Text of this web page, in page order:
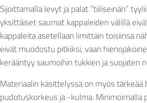
Sijoittamalla levyt ja palat ”tiiliseinän”
yksittäiset saumat kappaleiden välillä
kappaleita asetellaan limittäin toisiinsa
eivät muodostu pitkiksi, vaan
kerääntyy saumoihin tukkien ja suojaten
Materiaalin käsittelyssä on myös tärkeää
pudotuskorkeus ja -kulma. Minimoimalla